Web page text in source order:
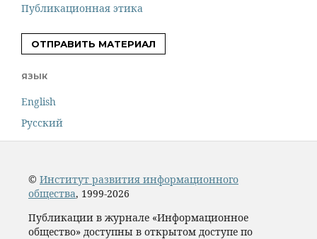
Публикационная этика
ОТПРАВИТЬ МАТЕРИАЛ
ЯЗЫК
English
Русский
© Институт развития информационного
общества, 1999-2026
Публикации в журнале «Информационное
общество» доступны в открытом доступе по